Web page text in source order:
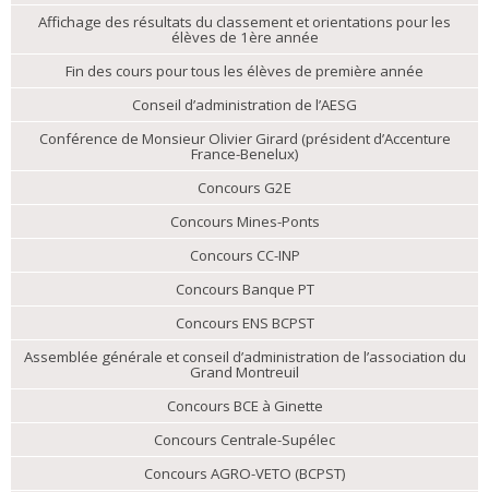
Affichage des résultats du classement et orientations pour les
élèves de 1ère année
Fin des cours pour tous les élèves de première année
Conseil d’administration de l’AESG
Conférence de Monsieur Olivier Girard (président d’Accenture
France-Benelux)
Concours G2E
Concours Mines-Ponts
Concours CC-INP
Concours Banque PT
Concours ENS BCPST
Assemblée générale et conseil d’administration de l’association du
Grand Montreuil
Concours BCE à Ginette
Concours Centrale-Supélec
Concours AGRO-VETO (BCPST)